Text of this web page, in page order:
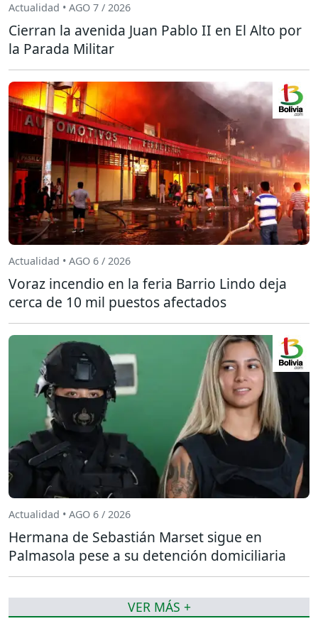
Actualidad • AGO 7 / 2026
Cierran la avenida Juan Pablo II en El Alto por
la Parada Militar
Actualidad • AGO 6 / 2026
Voraz incendio en la feria Barrio Lindo deja
cerca de 10 mil puestos afectados
Actualidad • AGO 6 / 2026
Hermana de Sebastián Marset sigue en
Palmasola pese a su detención domiciliaria
VER MÁS +